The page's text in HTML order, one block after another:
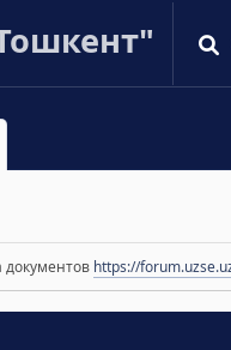
документов https://